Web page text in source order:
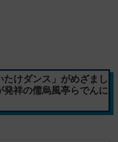
たけダンス」がめざまし
発祥の儒烏風亭らでんに